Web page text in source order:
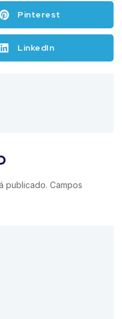
Pinterest
LinkedIn
publicado. Campos